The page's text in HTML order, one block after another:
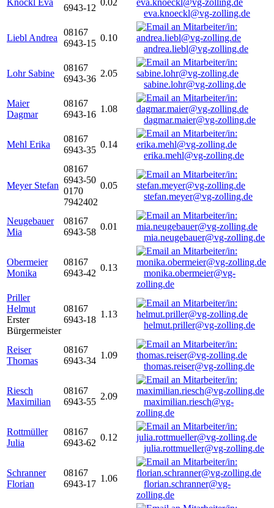
Knöckl Eva
6943-12
0.02
eva.knoeckl@vg-zolling.de
Liebl Andrea
08167
6943-15
0.10
andrea.liebl@vg-zolling.de
Lohr Sabine
08167
6943-36
2.05
sabine.lohr@vg-zolling.de
Maier
Dagmar
08167
6943-16
1.08
dagmar.maier@vg-zolling.de
Mehl Erika
08167
6943-35
0.14
erika.mehl@vg-zolling.de
Meyer Stefan
08167
6943-50
0170
7942402
0.05
stefan.meyer@vg-zolling.de
Neugebauer
Mia
08167
6943-58
0.01
mia.neugebauer@vg-zolling.de
Obermeier
Monika
08167
6943-42
0.13
monika.obermeier@vg-
zolling.de
Priller
Helmut
Erster
Bürgermeister
08167
6943-18
1.13
helmut.priller@vg-zolling.de
Reiser
Thomas
08167
6943-34
1.09
thomas.reiser@vg-zolling.de
Riesch
Maximilian
08167
6943-55
2.09
maximilian.riesch@vg-
zolling.de
Rottmüller
Julia
08167
6943-62
0.12
julia.rottmueller@vg-zolling.de
Schranner
Florian
08167
6943-17
1.06
florian.schranner@vg-
zolling.de